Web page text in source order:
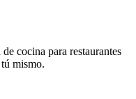
cocina para restaurantes
mismo.